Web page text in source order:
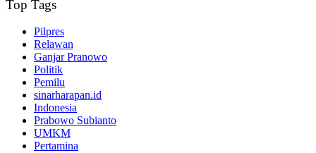
Top Tags
Pilpres
Relawan
Ganjar Pranowo
Politik
Pemilu
sinarharapan.id
Indonesia
Prabowo Subianto
UMKM
Pertamina